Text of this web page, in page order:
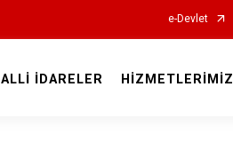
e-Devlet
İDARELER HİZMETLERİMİZ